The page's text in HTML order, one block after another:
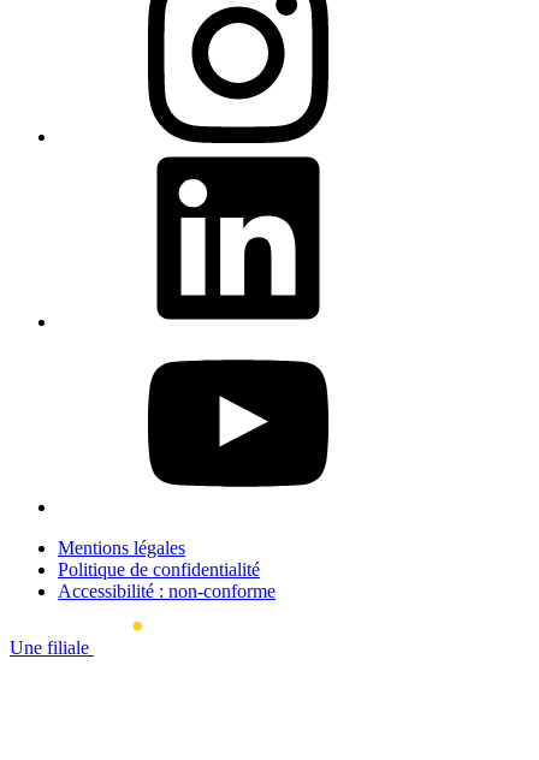
Mentions légales
Politique de confidentialité
Accessibilité : non-conforme
Une filiale